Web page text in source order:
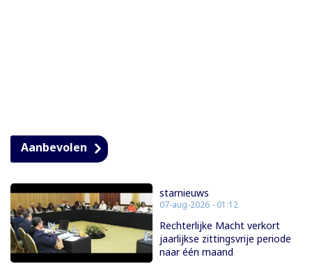
Aanbevolen
starnieuws
07-aug-2026 - 01:12
Rechterlijke Macht verkort
jaarlijkse zittingsvrije periode
naar één maand